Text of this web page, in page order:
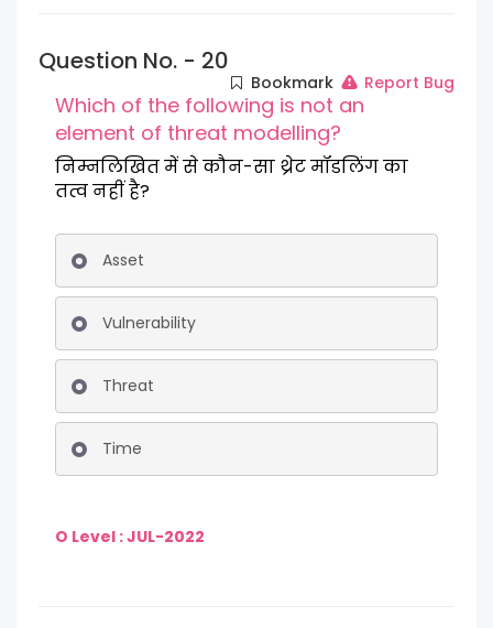
Question No. - 20
Bookmark Report Bug
Which of the following is not an
element of threat modelling?
निम्नलिखित में से कौन-सा थ्रेट मॉडलिंग का
तत्व नहीं है?
Asset
Vulnerability
Threat
Time
O Level : JUL-2022